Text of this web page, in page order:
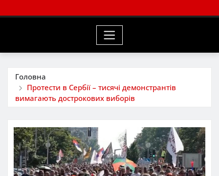
Головна
Протести в Сербії – тисячі демонстрантів
вимагають дострокових виборів